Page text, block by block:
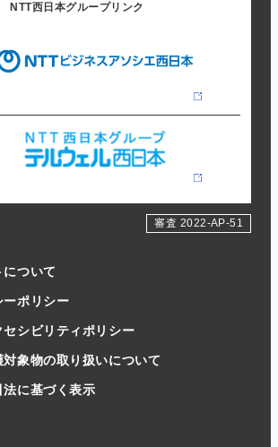
NTT西日本グループリンク
審査 2022-AP-51
について
ーポリシー
セシビリティポリシー
対象物の取り扱いについて
法に基づく表示